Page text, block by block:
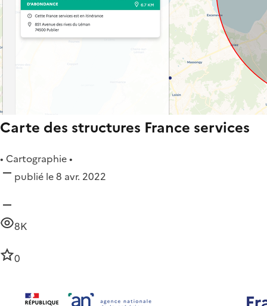
Carte des structures France services
• Cartographie •
publié le 8 avr. 2022
8K
0